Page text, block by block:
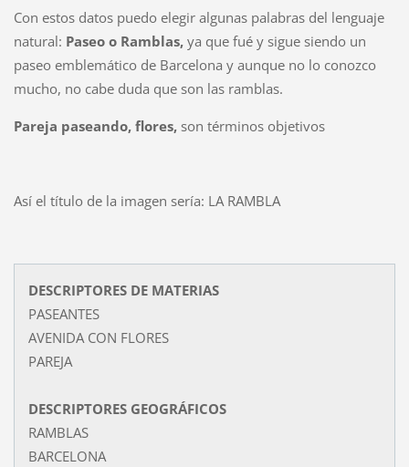
Con estos datos puedo elegir algunas palabras del lenguaje
natural: Paseo o Ramblas,ya que fué y sigue siendo un
paseo emblemático de Barcelona y aunque no lo conozco
mucho, no cabe duda que son las ramblas.
Pareja paseando, flores, son términos objetivos
Así el título de la imagen sería: LA RAMBLA
DESCRIPTORES DE MATERIAS
PASEANTES
AVENIDA CON FLORES
PAREJA
DESCRIPTORES GEOGRÁFICOS
RAMBLAS
BARCELONA